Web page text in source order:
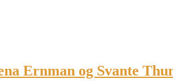
Ernman og Svante